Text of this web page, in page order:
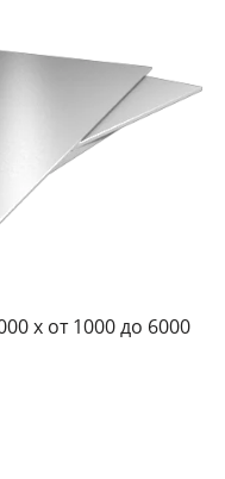
х от 1000 до 6000